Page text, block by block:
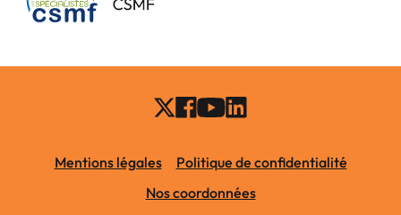
Mentions légales
Politique de confidentialité
Nos coordonnées